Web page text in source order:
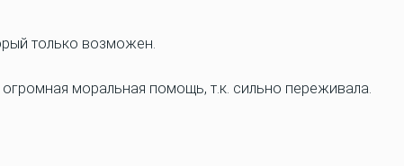
только возможен.
моральная помощь, т.к. сильно переживала.